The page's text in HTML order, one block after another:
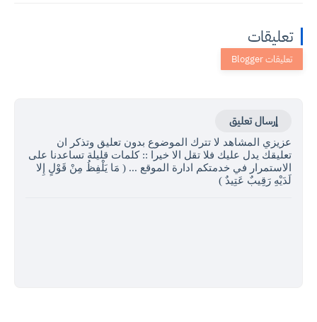
تعليقات
إرسال تعليق
عزيزي المشاهد لا تترك الموضوع بدون تعليق وتذكر ان
تعليقك يدل عليك فلا تقل الا خيرا :: كلمات قليلة تساعدنا على
الاستمرار في خدمتكم ادارة الموقع ... ( مَا يَلْفِظُ مِنْ قَوْلٍ إِلا
لَدَيْهِ رَقِيبٌ عَتِيدٌ )